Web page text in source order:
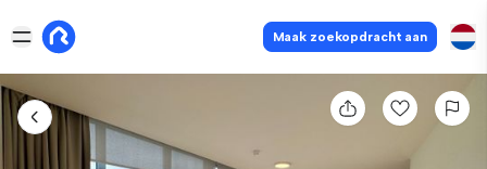
Maak zoekopdracht aan